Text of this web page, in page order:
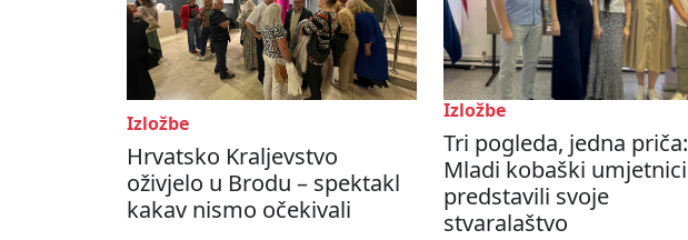
Izložbe
Hrvatsko Kraljevstvo
oživjelo u Brodu – spektakl
kakav nismo očekivali
Izložbe
Tri pogleda, jedna priča:
Mladi kobaški umjetnici
predstavili svoje
stvaralaštvo